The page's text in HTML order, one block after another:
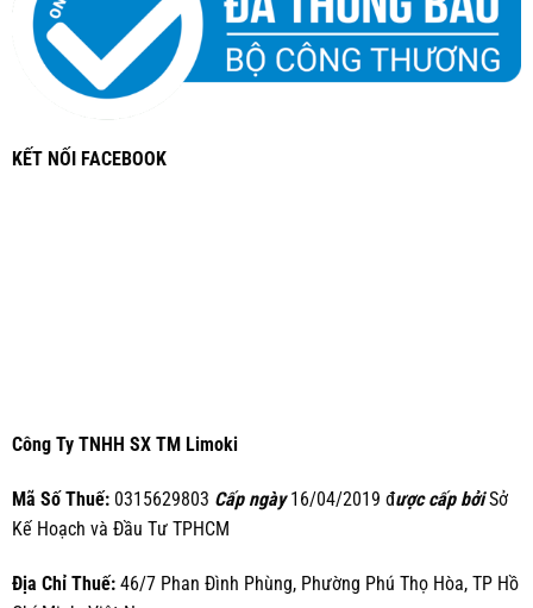
KẾT NỐI FACEBOOK
Công Ty TNHH SX TM Limoki
Mã Số Thuế:0315629803 Cấp ngày16/04/2019 được cấp bởiSở
Kế Hoạch và Đầu Tư TPHCM
Địa Chỉ Thuế:46/7 Phan Đình Phùng, Phường Phú Thọ Hòa, TP Hồ